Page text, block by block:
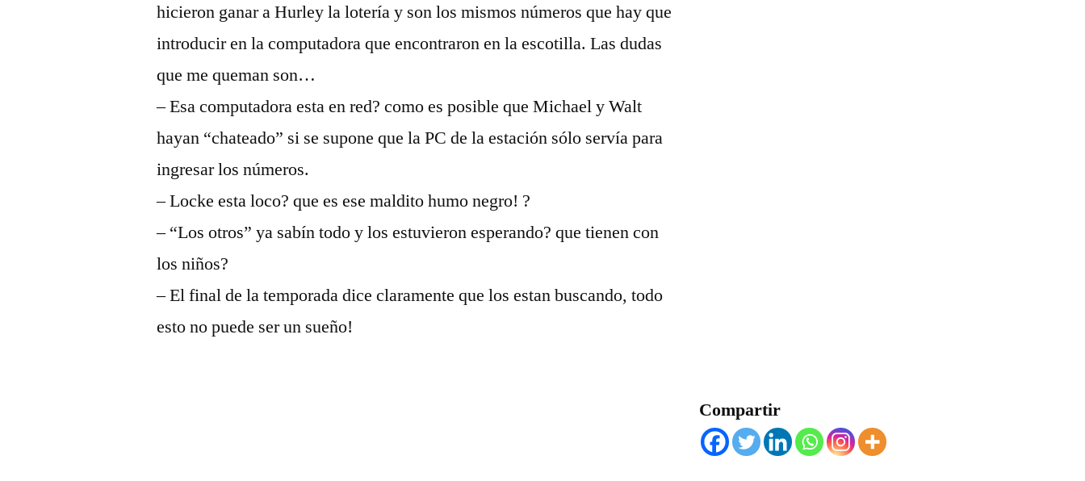
hicieron ganar a Hurley la lotería y son los mismos números que hay que
introducir en la computadora que encontraron en la escotilla. Las dudas
que me queman son…
– Esa computadora esta en red? como es posible que Michael y Walt
hayan “chateado” si se supone que la PC de la estación sólo servía para
ingresar los números.
– Locke esta loco? que es ese maldito humo negro! ?
– “Los otros” ya sabín todo y los estuvieron esperando? que tienen con
los niños?
– El final de la temporada dice claramente que los estan buscando, todo
esto no puede ser un sueño!
Compartir